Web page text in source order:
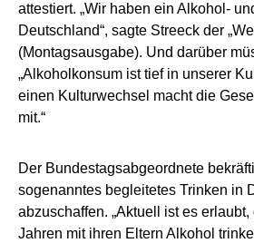
attestiert. „Wir haben ein Alkohol-
Deutschland“, sagte Streeck der
(Montagsausgabe). Und darüber
„Alkoholkonsum ist tief in unserer
einen Kulturwechsel macht die
mit.“
Der Bundestagsabgeordnete
sogenanntes begleitetes Trinken in
abzuschaffen. „Aktuell ist es
Jahren mit ihren Eltern Alkohol